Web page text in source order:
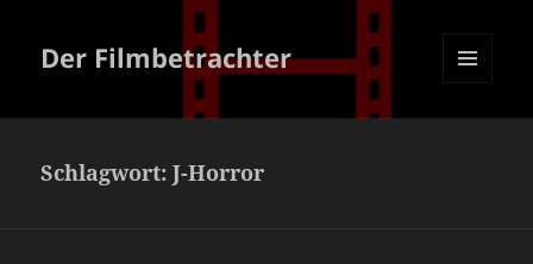
Der Filmbetrachter
Schlagwort:J-Horror